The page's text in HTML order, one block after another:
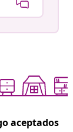
aceptados